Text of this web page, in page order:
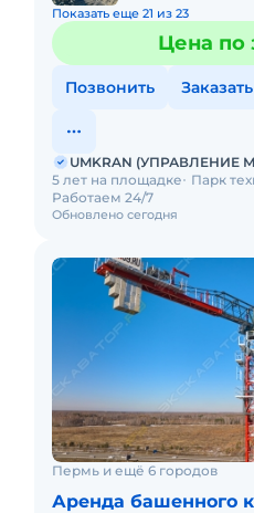
Показать еще 21 из 23
Цена по
Позвонить Заказать
Обновлено сегодня
UMKRAN (УПРАВЛЕНИЕ
5 лет на площадке
Парк
Работаем 24/7
Пермь и ещё 6 городов
Аренда башенного